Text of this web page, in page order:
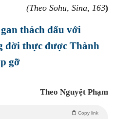
(Theo Sohu, Sina, 163)
thách đấu với
đời thực được Thành
gỡ
Theo Nguyệt Phạm
Copy link